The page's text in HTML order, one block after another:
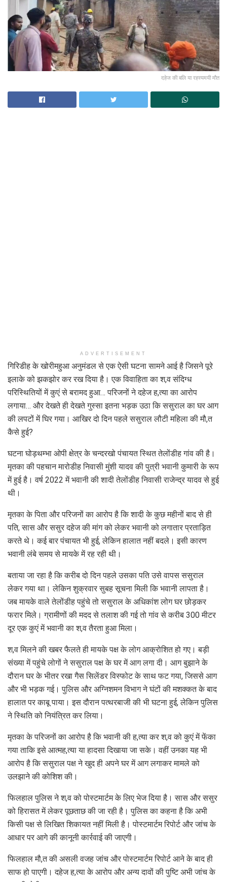
दहेज की बलि या रहस्यमयी मौत
ADVERTISEMENT
गिरिडीह के खोरीमहुआ अनुमंडल से एक ऐसी घटना सामने आई है जिसने पूरे
इलाके को झकझोर कर रख दिया है। एक विवाहिता का श,व संदिग्ध
परिस्थितियों में कुएं से बरामद हुआ… परिजनों ने दहेज ह,त्या का आरोप
लगाया… और देखते ही देखते गुस्सा इतना भड़क उठा कि ससुराल का घर आग
की लपटों में घिर गया। आखिर दो दिन पहले ससुराल लौटी महिला की मौ,त
कैसे हुई?
घटना घोड़थम्भा ओपी क्षेत्र के चन्दरखो पंचायत स्थित तेलोंडीह गांव की है।
मृतका की पहचान मारोडीह निवासी मुंशी यादव की पुत्री भवानी कुमारी के रूप
में हुई है। वर्ष 2022 में भवानी की शादी तेलोंडीह निवासी राजेन्द्र यादव से हुई
थी।
मृतका के पिता और परिजनों का आरोप है कि शादी के कुछ महीनों बाद से ही
पति, सास और ससुर दहेज की मांग को लेकर भवानी को लगातार प्रताड़ित
करते थे। कई बार पंचायत भी हुई, लेकिन हालात नहीं बदले। इसी कारण
भवानी लंबे समय से मायके में रह रही थी।
बताया जा रहा है कि करीब दो दिन पहले उसका पति उसे वापस ससुराल
लेकर गया था। लेकिन शुक्रवार सुबह सूचना मिली कि भवानी लापता है।
जब मायके वाले तेलोंडीह पहुंचे तो ससुराल के अधिकांश लोग घर छोड़कर
फरार मिले। ग्रामीणों की मदद से तलाश की गई तो गांव से करीब 300 मीटर
दूर एक कुएं में भवानी का श,व तैरता हुआ मिला।
श,व मिलने की खबर फैलते ही मायके पक्ष के लोग आक्रोशित हो गए। बड़ी
संख्या में पहुंचे लोगों ने ससुराल पक्ष के घर में आग लगा दी। आग बुझाने के
दौरान घर के भीतर रखा गैस सिलेंडर विस्फोट के साथ फट गया, जिससे आग
और भी भड़क गई। पुलिस और अग्निशमन विभाग ने घंटों की मशक्कत के बाद
हालात पर काबू पाया। इस दौरान पत्थरबाजी की भी घटना हुई, लेकिन पुलिस
ने स्थिति को नियंत्रित कर लिया।
मृतका के परिजनों का आरोप है कि भवानी की ह,त्या कर श,व को कुएं में फेंका
गया ताकि इसे आत्मह,त्या या हादसा दिखाया जा सके। वहीं उनका यह भी
आरोप है कि ससुराल पक्ष ने खुद ही अपने घर में आग लगाकर मामले को
उलझाने की कोशिश की।
फिलहाल पुलिस ने श,व को पोस्टमार्टम के लिए भेज दिया है। सास और ससुर
को हिरासत में लेकर पूछताछ की जा रही है। पुलिस का कहना है कि अभी
किसी पक्ष से लिखित शिकायत नहीं मिली है। पोस्टमार्टम रिपोर्ट और जांच के
आधार पर आगे की कानूनी कार्रवाई की जाएगी।
फिलहाल मौ,त की असली वजह जांच और पोस्टमार्टम रिपोर्ट आने के बाद ही
साफ हो पाएगी। दहेज ह,त्या के आरोप और अन्य दावों की पुष्टि अभी जांच के